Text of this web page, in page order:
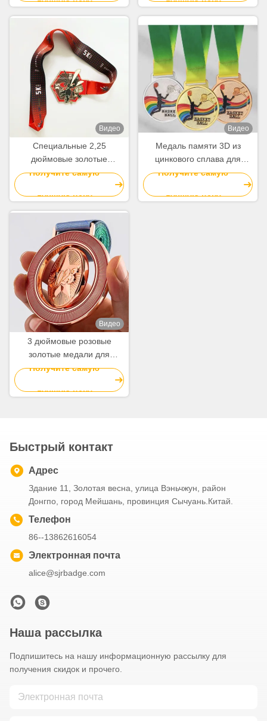
лучшую цену
тяжелой атлетике
лучшую цену
Видео
Специальные 2,25
дюймовые золотые
спортивные медали с 3D-
сплава
Получите самую
лучшую цену
Видео
Медаль памяти 3D из
цинкового сплава для
наград и сувениров
Получите самую
лучшую цену
Видео
3 дюймовые розовые
золотые медали для
спорта и наград
Получите самую
лучшую цену
Быстрый контакт
Адрес
Здание 11, Золотая весна, улица Вэньчжун, район
Донгпо, город Мейшань, провинция Сычуань.Китай.
Телефон
86--13862616054
Электронная почта
alice@sjrbadge.com
Наша рассылка
Подпишитесь на нашу информационную рассылку для
получения скидок и прочего.